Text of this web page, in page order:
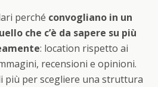
perché convogliano in un
che c’è da sapere su più
: location rispetto ai
recensioni e opinioni.
più per scegliere una struttura